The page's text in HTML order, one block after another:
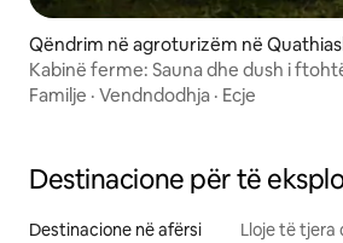
Qëndrim në agroturizëm në
Kabinë ferme: Sauna dhe dush i
Familje · Vendndodhja · Ecje
Destinacione për të
Destinacione në afërsi Lloje të tjera